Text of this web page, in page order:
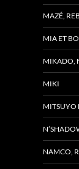
MAZÉ,
MIA ET
MIKADO,
MIKI
MITSUYO
NAMCO,